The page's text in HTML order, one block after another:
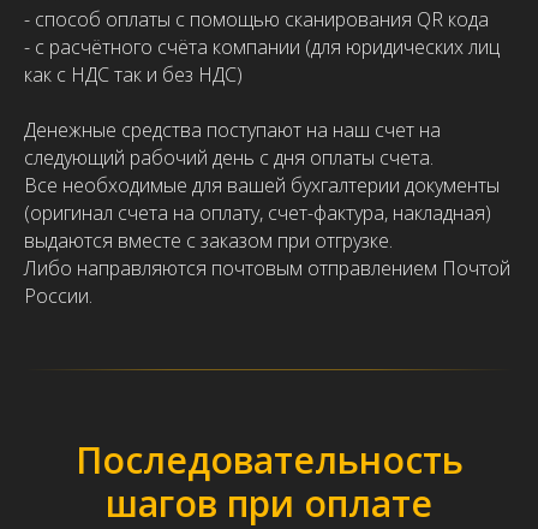
- способ оплаты с помощью сканирования QR кода
- с расчётного счёта компании (для юридических лиц
как с НДС так и без НДС)
Денежные средства поступают на наш счет на
следующий рабочий день с дня оплаты счета.
Все необходимые для вашей бухгалтерии документы
(оригинал счета на оплату, счет-фактура, накладная)
выдаются вместе с заказом при отгрузке.
Либо направляются почтовым отправлением Почтой
России.
Последовательность
шагов при оплате